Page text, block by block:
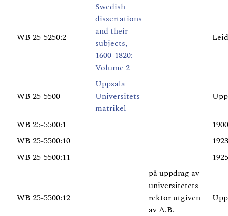
WB 25-5250:2
Swedish
dissertations
and their
subjects,
1600-1820:
Volume 2
WB 25-5500
Uppsala
Universitets
matrikel
WB 25-5500:1
1900
WB 25-5500:10
1923
WB 25-5500:11
1925
WB 25-5500:12
på uppdrag av
universitetets
rektor utgiven
av A.B.